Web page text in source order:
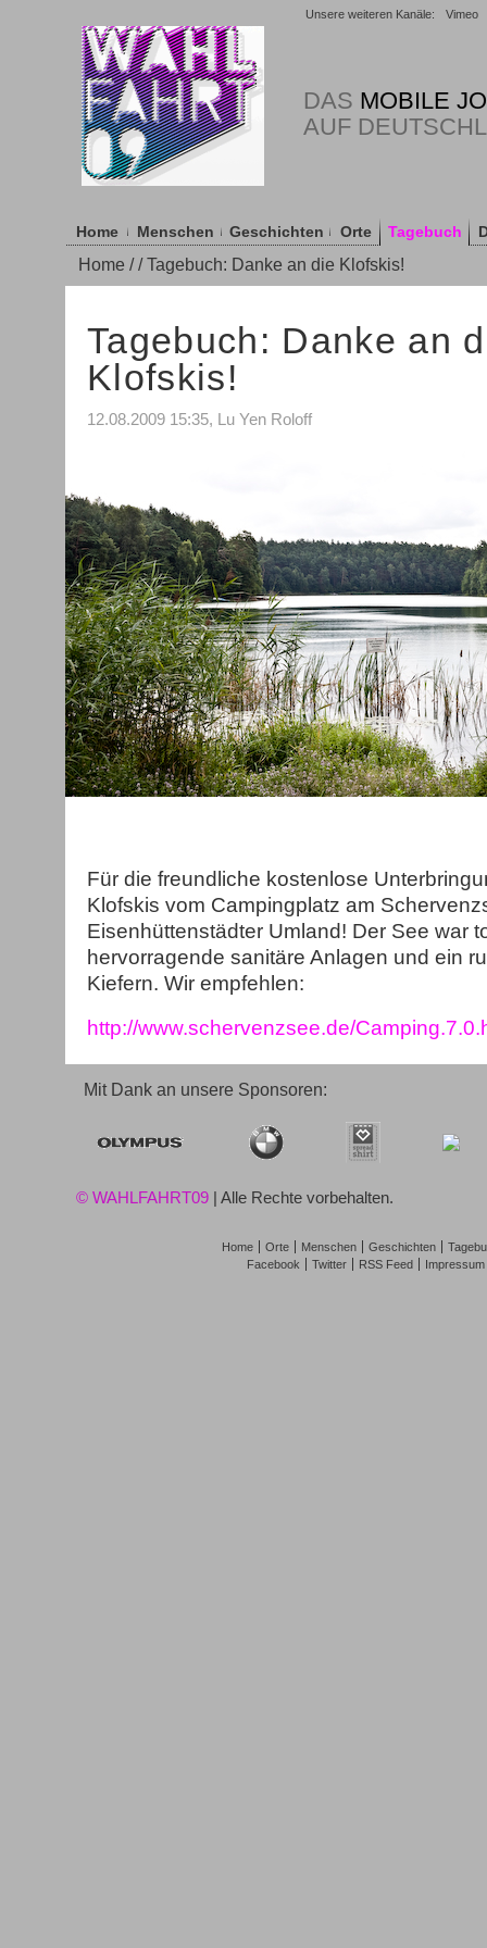
Unsere weiteren Kanäle: Vimeo
DAS MOBILE
AUF
Home Menschen Geschichten Orte Tagebuch
Home // Tagebuch: Danke an die Klofskis!
Tagebuch: Danke an
Klofskis!
12.08.2009 15:35, Lu Yen Roloff
Für die freundliche kostenlose
Klofskis vom Campingplatz am
Eisenhüttenstädter Umland! Der See war
hervorragende sanitäre Anlagen und ein
Kiefern. Wir empfehlen:
http://www.schervenzsee.de/
Mit Dank an unsere Sponsoren:
© WAHLFAHRT09 | Alle Rechte vorbehalten.
Home Orte Menschen Geschichten
Facebook
Twitter RSS Feed Impressum